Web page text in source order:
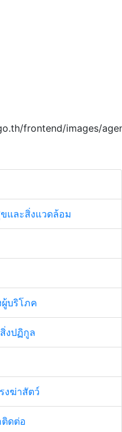
และสิ่งแวดล้อม
บริโภค
งปฏิกูล
งฆ่าสัตว์
ดต่อ